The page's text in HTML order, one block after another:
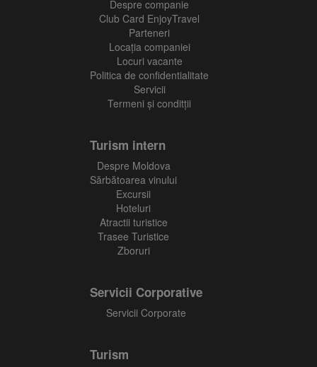
Despre companie
Club Card EnjoyTravel
Parteneri
Locaţia companiei
Locuri vacante
Politica de confidentialitate
Servicii
Termeni și conditții
Turism intern
Despre Moldova
Sărbătoarea vinului
Excursii
Hoteluri
Atractii turistice
Trasee Turistice
Zboruri
Servicii Corporative
Servicii Corporate
Turism